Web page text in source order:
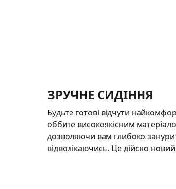
ЗРУЧНЕ СИДІННЯ
Будьте готові відчути
оббите високоякісним
дозволяючи вам глибоко
відволікаючись. Це дійсно